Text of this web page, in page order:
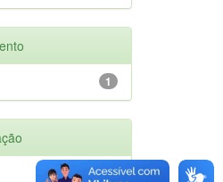
1
1